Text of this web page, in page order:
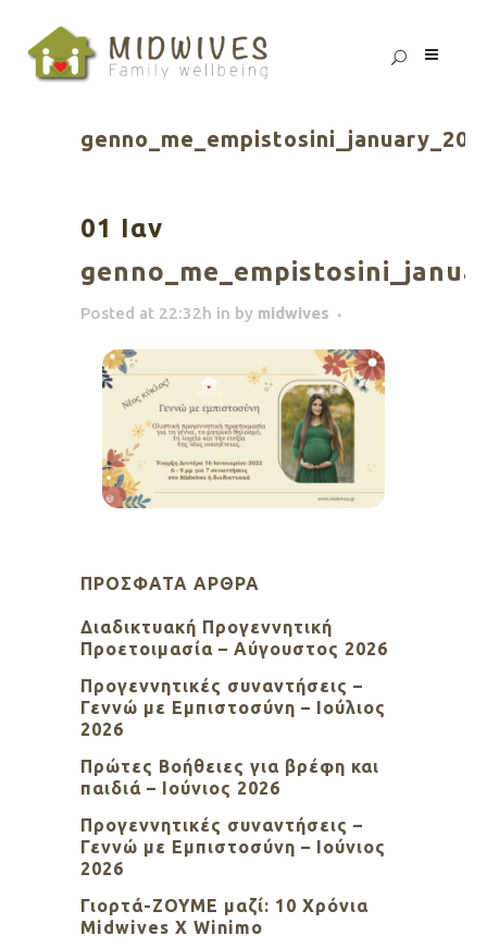
01 Ιαν
Posted at 22:32h in by midwives
ΠΡΌΣΦΑΤΑ ΆΡΘΡΑ
Διαδικτυακή Προγεννητική
Προετοιμασία – Αύγουστος 2026
Προγεννητικές συναντήσεις –
Γεννώ με Εμπιστοσύνη – Ιούλιος
2026
Πρώτες Βοήθειες για βρέφη και
παιδιά – Ιούνιος 2026
Προγεννητικές συναντήσεις –
Γεννώ με Εμπιστοσύνη – Ιούνιος
2026
Γιορτά-ΖΟΥΜΕ μαζί: 10 Χρόνια
Midwives X Winimo